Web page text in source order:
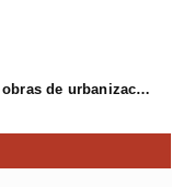
Avanzan las obras de urbanización del parque de La Reconquista, en los terrenos del antiguo matadero de Pola de Siero